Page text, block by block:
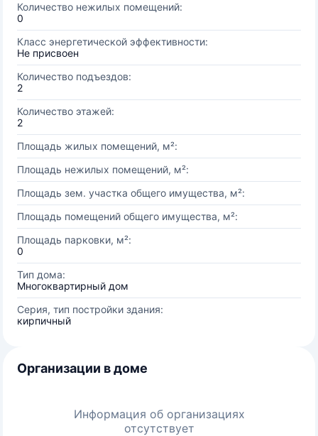
Количество нежилых помещений:
0
Класс энергетической эффективности:
Не присвоен
Количество подъездов:
2
Количество этажей:
2
Площадь жилых помещений, м²:
Площадь нежилых помещений, м²:
Площадь зем. участка общего имущества, м²:
Площадь помещений общего имущества, м²:
Площадь парковки, м²:
0
Тип дома:
Многоквартирный дом
Серия, тип постройки здания:
кирпичный
Организации в доме
Информация об организациях
отсутствует